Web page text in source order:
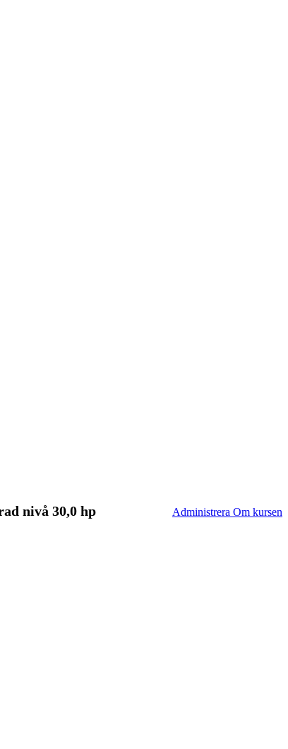
nivå 30,0 hp Administrera Om kursen